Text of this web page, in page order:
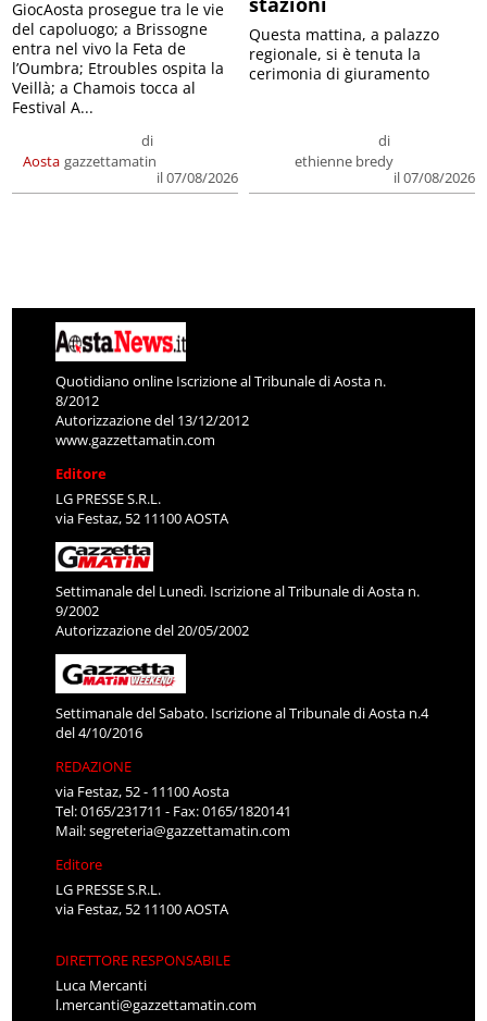
Aosta
di
gazzettamatin
il 07/08/2026
GiocAosta prosegue tra le vie
del capoluogo; a Brissogne
entra nel vivo la Feta de
l’Oumbra; Etroubles ospita la
Veillà; a Chamois tocca al
Festival A...
di
ethienne bredy
il 07/08/2026
Questa mattina, a palazzo
regionale, si è tenuta la
cerimonia di giuramento
Quotidiano online Iscrizione al Tribunale di Aosta n.
8/2012
Autorizzazione del 13/12/2012
www.gazzettamatin.com
Editore
LG PRESSE S.R.L.
via Festaz, 52 11100 AOSTA
Settimanale del Lunedì. Iscrizione al Tribunale di Aosta n.
9/2002
Autorizzazione del 20/05/2002
Settimanale del Sabato. Iscrizione al Tribunale di Aosta n.4
del 4/10/2016
REDAZIONE
via Festaz, 52 - 11100 Aosta
Tel: 0165/231711 - Fax: 0165/1820141
Mail:segreteria@gazzettamatin.com
Editore
LG PRESSE S.R.L.
via Festaz, 52 11100 AOSTA
DIRETTORE RESPONSABILE
Luca Mercanti
l.mercanti@gazzettamatin.com